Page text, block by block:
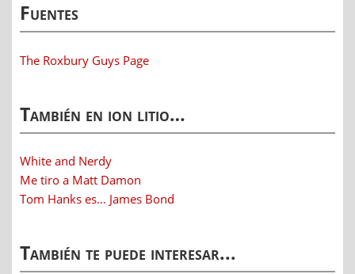
Fuentes
The Roxbury Guys Page
También en ion litio…
White and Nerdy
Me tiro a Matt Damon
Tom Hanks es… James Bond
También te puede interesar...